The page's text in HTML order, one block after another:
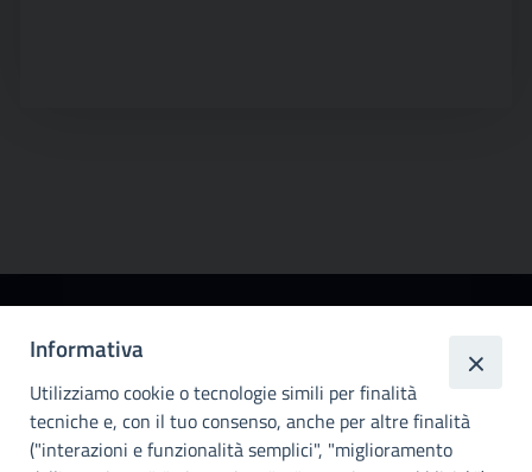
metropolitana di
Palermo
Info e contatti
Informativa
Utilizziamo cookie o tecnologie simili per finalità
tecniche e, con il tuo consenso, anche per altre finalità
("interazioni e funzionalità semplici", "miglioramento